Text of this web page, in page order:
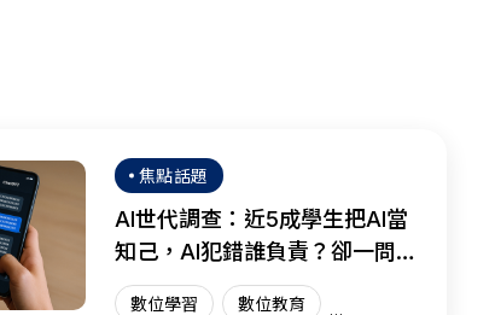
焦點話題
AI世代調查：近5成學生把AI當
知己，AI犯錯誰負責？卻一問三
不知
數位學習 數位教育